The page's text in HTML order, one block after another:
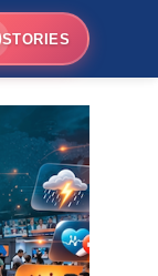
STORIES